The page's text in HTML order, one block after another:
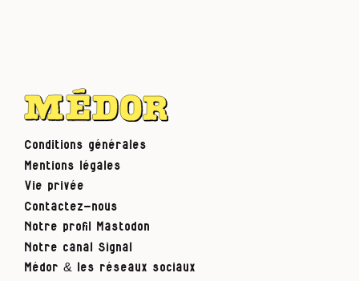
Conditions générales
Mentions légales
Vie privée
Contactez-nous
Notre profil Mastodon
Notre canal Signal
Médor & les réseaux sociaux